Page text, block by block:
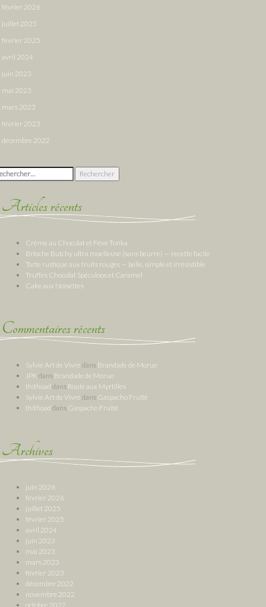
février 2026
juillet 2025
février 2025
avril 2024
juin 2023
mai 2023
mars 2023
février 2023
décembre 2022
:
Articles récents
Crème au Chocolat et Fève Tonka
Brioche Butchy ultra moelleuse (sans beurre) — recette facile
Tarte rustique aux fruits rouges — belle, simple et irrésistible
Truffes Chocolat Spéculoos et Caramel
Cake aux Noisettes
Commentaires récents
Sylvie Art de Vivre dans Brandade de Morue
JPK dans Brandade de Morue
thithoad dans Roulé aux Myrtilles
Sylvie Art de Vivre dans Gaspacho Fruité
thithoad dans Gaspacho Fruité
Archives
juin 2026
février 2026
juillet 2025
février 2025
avril 2024
juin 2023
mai 2023
mars 2023
février 2023
décembre 2022
novembre 2022
octobre 2022